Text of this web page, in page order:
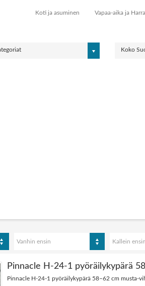
Koti ja asuminen Vapaa-aika ja
Koko
Vanhin ensin Kallein ensin
Pinnacle H-24-1 pyöräilykypärä
Pinnacle H-24-1 pyöräilykypärä 58–62 cm musta-